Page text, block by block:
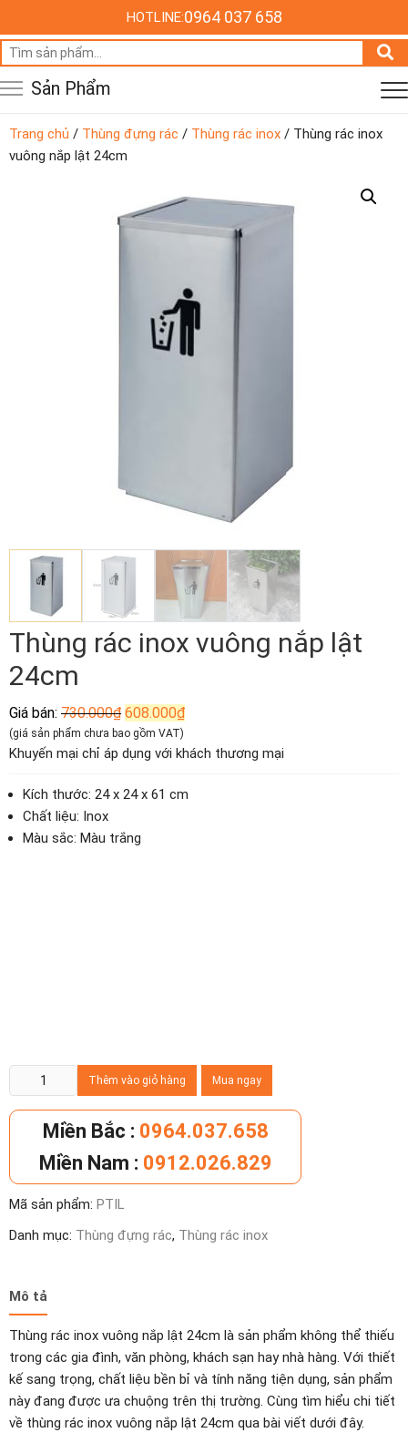
HOTLINE:0964 037 658
Tìm
kiếm:
Sản Phẩm
Trang chủ / Thùng đựng rác / Thùng rác inox / Thùng rác inox
vuông nắp lật 24cm
Thùng rác inox vuông nắp lật
24cm
Giá bán: 730.000₫ Giá
gốc
là:
730.000₫.
608.000₫Giá
hiện
là:
(giá sản phẩm chưa bao gồm VAT)
Khuyến mại chỉ áp dụng với khách thương mại
Kích thước: 24 x 24 x 61 cm
Chất liệu: Inox
Màu sắc: Màu trắng
Thùng
rác
inox
vuông
lật
24cm
số
Thêm vào giỏ hàng Mua ngay
Miền Bắc : 0964.037.658
Miền Nam : 0912.026.829
Mã sản phẩm: PTIL
Danh mục: Thùng đựng rác, Thùng rác inox
Mô tả
Thùng rác inox vuông nắp lật 24cm là sản phẩm không thể thiếu
trong các gia đình, văn phòng, khách sạn hay nhà hàng. Với thiết
kế sang trọng, chất liệu bền bỉ và tính năng tiện dụng, sản phẩm
này đang được ưa chuộng trên thị trường. Cùng tìm hiểu chi tiết
về thùng rác inox vuông nắp lật 24cm qua bài viết dưới đây.